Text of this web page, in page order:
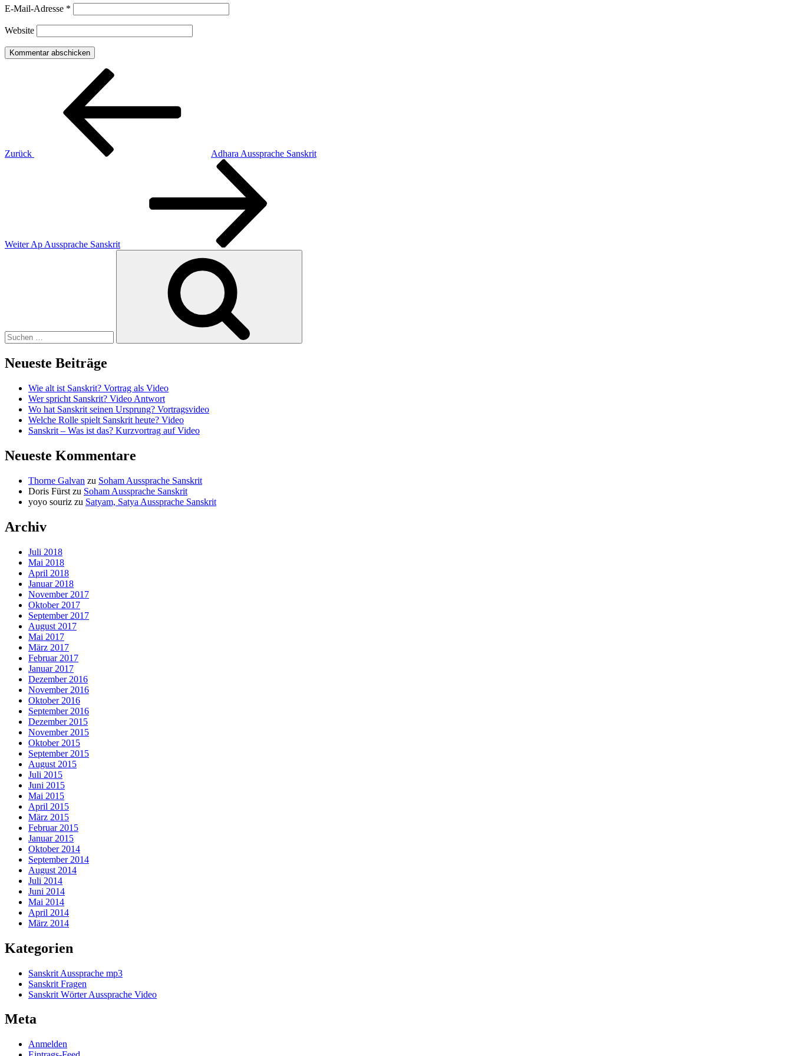
E-Mail-Adresse *
Website
Beitragsnavigation
Zurück
Adhara Aussprache Sanskrit
Weiter Ap Aussprache Sanskrit
Neueste Beiträge
Wie alt ist Sanskrit? Vortrag als Video
Wer spricht Sanskrit? Video Antwort
Wo hat Sanskrit seinen Ursprung? Vortragsvideo
Welche Rolle spielt Sanskrit heute? Video
Sanskrit – Was ist das? Kurzvortrag auf Video
Neueste Kommentare
Thorne Galvan zu Soham Aussprache Sanskrit
Doris Fürst zu Soham Aussprache Sanskrit
yoyo souriz zu Satyam, Satya Aussprache Sanskrit
Archiv
Juli 2018
Mai 2018
April 2018
Januar 2018
November 2017
Oktober 2017
September 2017
August 2017
Mai 2017
März 2017
Februar 2017
Januar 2017
Dezember 2016
November 2016
Oktober 2016
September 2016
Dezember 2015
November 2015
Oktober 2015
September 2015
August 2015
Juli 2015
Juni 2015
Mai 2015
April 2015
März 2015
Februar 2015
Januar 2015
Oktober 2014
September 2014
August 2014
Juli 2014
Juni 2014
Mai 2014
April 2014
März 2014
Kategorien
Sanskrit Aussprache mp3
Sanskrit Fragen
Sanskrit Wörter Aussprache Video
Meta
Anmelden